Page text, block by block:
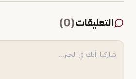
التعليقات(
0
)